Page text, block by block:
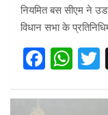
नियमित बस सीएम ने
विधान सभा के
F
ce
W
at